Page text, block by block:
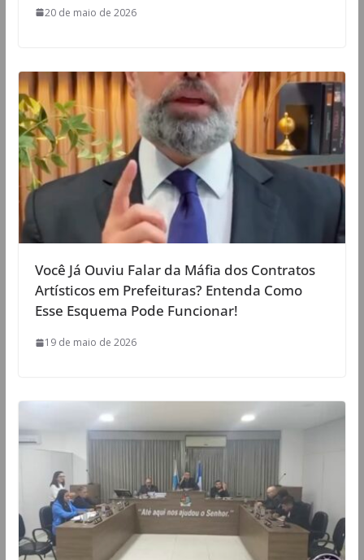
20 de maio de 2026
Você Já Ouviu Falar da Máfia dos Contratos
Artísticos em Prefeituras? Entenda Como
Esse Esquema Pode Funcionar!
19 de maio de 2026